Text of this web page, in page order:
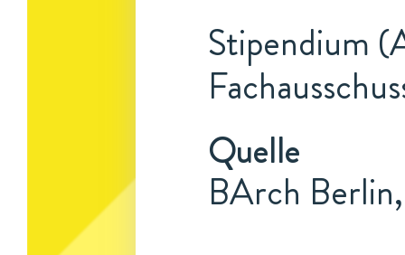
Stipendium
Quelle
BArch